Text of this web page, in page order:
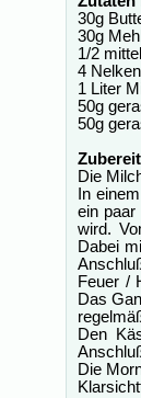
30g
30g Mehl
1/2
4 Nelken
1 Liter
50g
50g
Die
In
ein paar
wird.
Dabei
Feuer /
Das
Den
Die